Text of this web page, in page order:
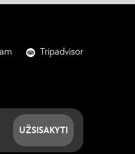
Tripadvisor
UŽSISAKYTI